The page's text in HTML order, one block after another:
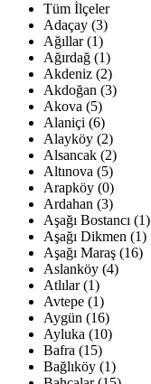
Tüm İlçeler
Adaçay (3)
Ağıllar (1)
Ağırdağ (1)
Akdeniz (2)
Akdoğan (3)
Akova (5)
Alaniçi (6)
Alayköy (2)
Alsancak (2)
Altınova (5)
Arapköy (0)
Ardahan (3)
Aşağı Bostancı (1)
Aşağı Dikmen (1)
Aşağı Maraş (16)
Aslanköy (4)
Atlılar (1)
Avtepe (1)
Aygün (16)
Ayluka (10)
Bafra (15)
Bağlıköy (1)